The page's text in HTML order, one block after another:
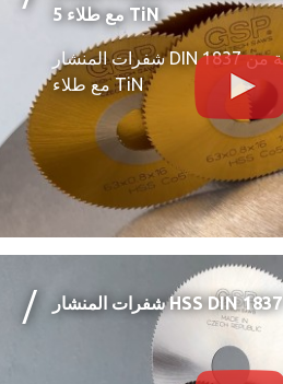
5 مع طلاء TiN
شفرات المنشار DIN 1837 مصنوعة من HSS -Cobalt 5
مع طلاء TiN
شفرات المنشار HSS DIN 1837